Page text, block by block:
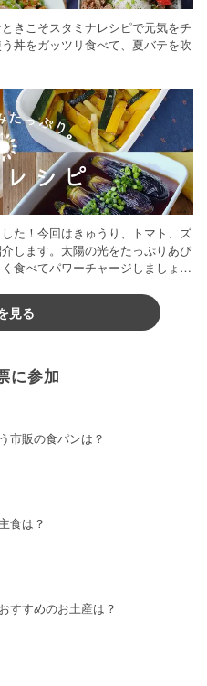
きこそスタミナレシピで元気をチ
丼をガッツリ食べて、夏バテを吹
た！今回はきゅうり、トマト、ズ
します。太陽の光をたっぷりあび
食べてパワーチャージしましょう
見る
に参加
市販の食パンは？
食は？
すすめのお土産は？